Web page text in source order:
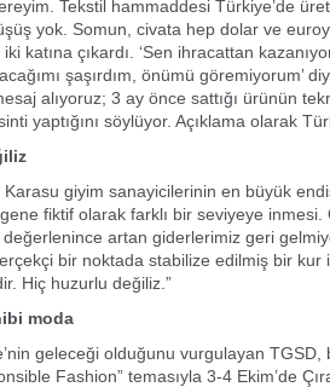
Tekstil hammaddesi Türkiye’de
yok. Somun, civata hep dolar ve
katına çıkardı. ‘Sen ihracattan
şaşırdım, önümü göremiyorum’
alıyoruz; 3 ay önce sattığı ürünün
yaptığını söylüyor. Açıklama olarak
giyim sanayicilerinin en büyük
fiktif olarak farklı bir seviyeye
artan giderlerimiz geri
bir noktada stabilize edilmiş bir
Hiç huzurlu değiliz.”
moda
geleceği olduğunu vurgulayan TGSD,
Fashion” temasıyla 3-4 Ekim’de